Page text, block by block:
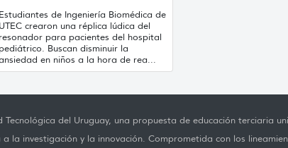
Estudiantes de Ingeniería Biomédica de
UTEC crearon una réplica lúdica del
resonador para pacientes del hospital
pediátrico. Buscan disminuir la
en niños a la hora de rea...
Tecnológica del Uruguay, una propuesta de educación terciaria
la investigación y la innovación. Comprometida con los